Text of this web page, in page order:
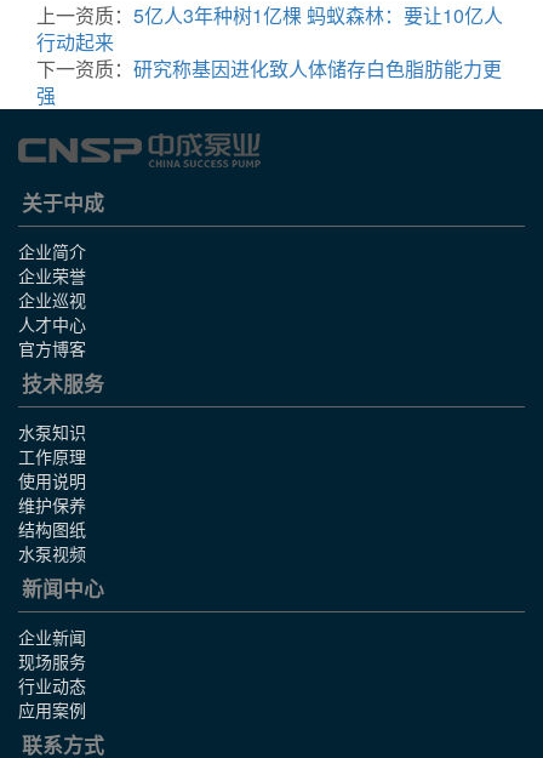
上一资质： 5亿人3年种树1亿棵 蚂蚁森林：要让10亿人
行动起来
下一资质： 研究称基因进化致人体储存白色脂肪能力更
强
关于中成
企业简介
企业荣誉
企业巡视
人才中心
官方博客
技术服务
水泵知识
工作原理
使用说明
维护保养
结构图纸
水泵视频
新闻中心
企业新闻
现场服务
行业动态
应用案例
联系方式